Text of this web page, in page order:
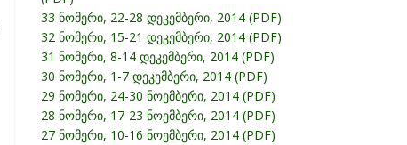
33 ნომერი, 22-28 დეკემბერი, 2014 (PDF)
32 ნომერი, 15-21 დეკემბერი, 2014 (PDF)
31 ნომერი, 8-14 დეკემბერი, 2014 (PDF)
30 ნომერი, 1-7 დეკემბერი, 2014 (PDF)
29 ნომერი, 24-30 ნოემბერი, 2014 (PDF)
28 ნომერი, 17-23 ნოემბერი, 2014 (PDF)
27 ნომერი, 10-16 ნოემბერი, 2014 (PDF)